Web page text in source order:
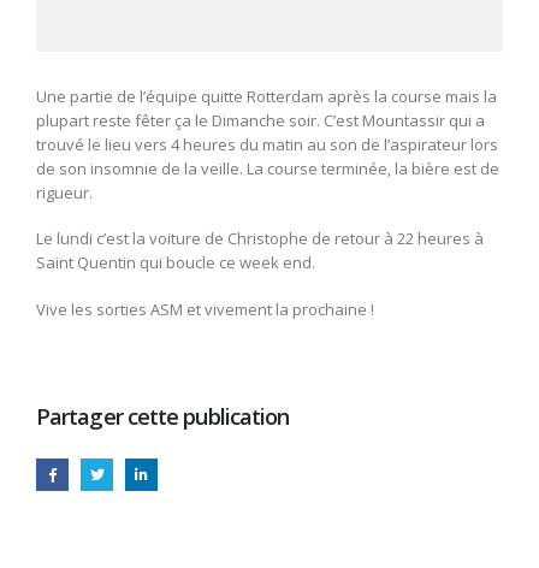
Une partie de l’équipe quitte Rotterdam après la course mais la
plupart reste fêter ça le Dimanche soir. C’est Mountassir qui a
trouvé le lieu vers 4 heures du matin au son de l’aspirateur lors
de son insomnie de la veille. La course terminée, la bière est de
rigueur.
Le lundi c’est la voiture de Christophe de retour à 22 heures à
Saint Quentin qui boucle ce week end.
Vive les sorties ASM et vivement la prochaine !
Partager cette publication